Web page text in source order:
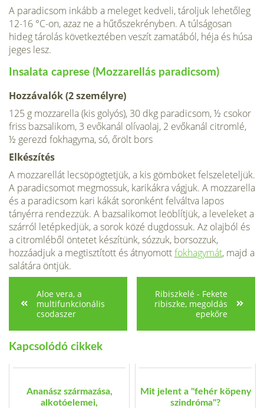
A paradicsom inkább a meleget kedveli, tároljuk lehetőleg
12-16 °C-on, azaz ne a hűtőszekrényben. A túlságosan
hideg tárolás következtében veszít zamatából, héja és húsa
jeges lesz.
Insalata caprese (Mozzarellás paradicsom)
Hozzávalók (2 személyre)
125 g mozzarella (kis golyós), 30 dkg pa­radicsom, ½ csokor
friss bazsalikom, 3 evőkanál olívaolaj, 2 evőkanál citromlé,
½ gerezd fokhagyma, só, őrölt bors
Elkészítés
A mozzarellát lecsöpögtetjük, a kis göm­böket felszeleteljük.
A paradicsomot meg­mossuk, karikákra vágjuk. A mozzarella
és a paradicsom kari kákát soronként fel­váltva lapos
tányérra rendezzük. A bazsa­likomot leöblítjük, a leveleket a
szárról letépkedjük, a sorok közé dugdossuk. Az olajból és
a citromléből öntetet készí­tünk, sózzuk, borsozzuk,
hozzáadjuk a megtisztított és átnyomottfokhagymát, majd a
salátára öntjük.
Aloe vera, a
multifunkcionális
csodaszer
Ribiszkelé - Fekete
ribiszke, megoldás
epekőre
Kapcsolódó cikkek
Ananász származása,
alkotóelemei,
Mit jelent a "fehér köpeny
szindróma"?